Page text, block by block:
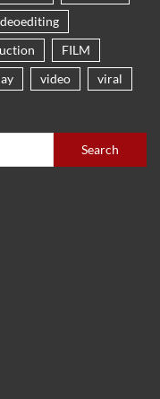
FILM
video
viral